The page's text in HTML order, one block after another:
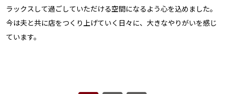
ラックスして過ごしていただける空間になるよう心を込めました。
今は夫と共に店をつくり上げていく日々に、大きなやりがいを感じ
ています。